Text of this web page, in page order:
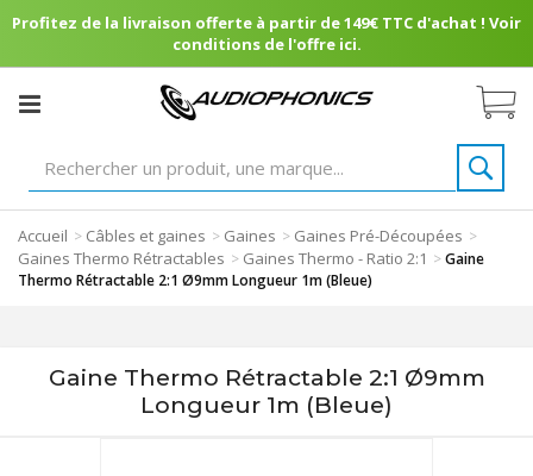
Profitez de la livraison offerte à partir de 149€ TTC d'achat ! Voir
conditions de l'offre ici.
Accueil > Câbles et gaines > Gaines > Gaines Pré-Découpées >
Gaines Thermo Rétractables > Gaines Thermo - Ratio 2:1 >Gaine
Thermo Rétractable 2:1 Ø9mm Longueur 1m (Bleue)
Gaine Thermo Rétractable 2:1 Ø9mm
Longueur 1m (Bleue)